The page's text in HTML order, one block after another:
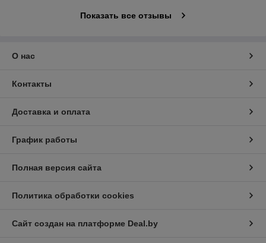
Показать все отзывы
О нас
Контакты
Доставка и оплата
График работы
Полная версия сайта
Политика обработки cookies
Сайт создан на платформе Deal.by